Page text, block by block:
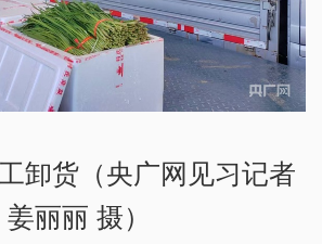
卸货（央广网见习记者
姜丽丽 摄）